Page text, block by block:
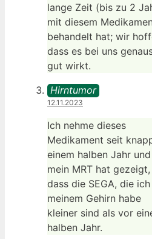
lange Zeit (bis zu 2
mit diesem
behandelt hat; wir
dass es bei uns
gut wirkt.
Hirntumor
12.11.2023
Ich nehme dieses
Medikament seit
einem halben Jahr und
mein MRT hat gezeigt,
dass die SEGA, die
meinem Gehirn habe
kleiner sind als vor
halben Jahr.